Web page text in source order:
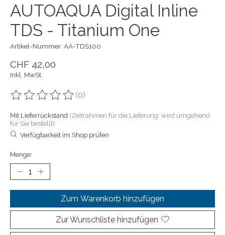
AUTOAQUA Digital Inline
TDS - Titanium One
Artikel-Nummer: AA-TDS100
CHF 42,00
Inkl. MwSt.
Die Bewertung dieses Produkts ist
(0)
Mit Lieferrückstand (Zeitrahmen für die Lieferung: wird umgehend
für Sie bestellt)
Verfügbarkeit im Shop prüfen
Menge:
Zum Warenkorb hinzufügen
Zur Wunschliste hinzufügen